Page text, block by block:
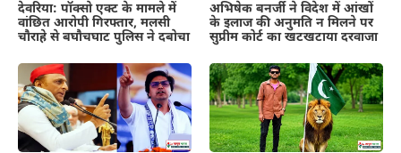
देवरिया: पॉक्सो एक्ट के मामले में
वांछित आरोपी गिरफ्तार, मलसी
चौराहे से बघौचघाट पुलिस ने दबोचा
अभिषेक बनर्जी ने विदेश में आंखों
के इलाज की अनुमति न मिलने पर
सुप्रीम कोर्ट का खटखटाया दरवाजा